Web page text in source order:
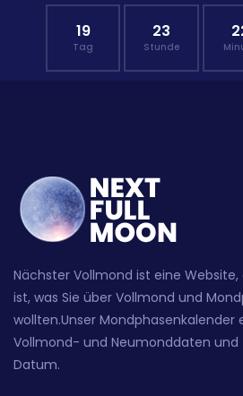
19
Tag
23
Stunde
Nächster Vollmond ist eine
ist, was Sie über Vollmond und
wollten.Unser
Vollmond- und Neumonddaten
Datum.